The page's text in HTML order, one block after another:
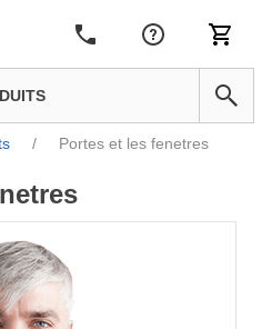
/ Portes et les fenetres